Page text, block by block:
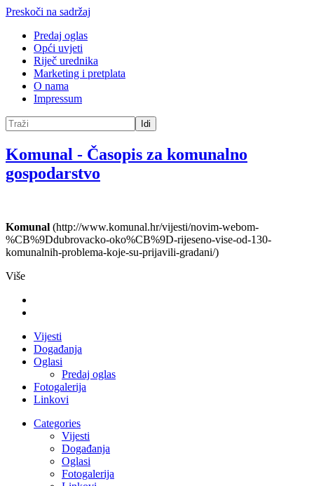
Preskoči na sadržaj
Predaj oglas
Opći uvjeti
Riječ urednika
Marketing i pretplata
O nama
Impressum
Idi
Komunal - Časopis za komunalno
gospodarstvo
Komunal (http://www.komunal.hr/vijesti/novim-webom-
%CB%9Ddubrovacko-oko%CB%9D-rijeseno-vise-od-130-
komunalnih-problema-koje-su-prijavili-gradani/)
Više
Vijesti
Događanja
Oglasi
Predaj oglas
Fotogalerija
Linkovi
Categories
Vijesti
Događanja
Oglasi
Fotogalerija